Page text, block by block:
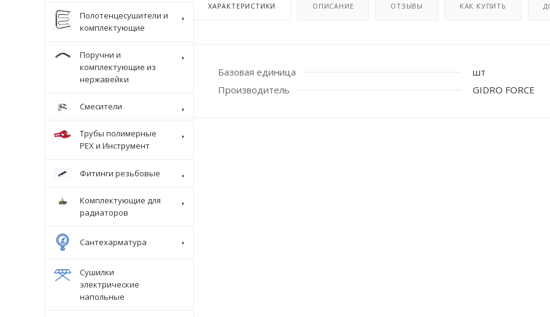
ХАРАКТЕРИСТИКИ ОПИСАНИЕ ОТЗЫВЫ КАК КУПИТЬ
Базовая единица
шт
Производитель
GIDRO FORCE
Полотенцесушители и
комплектующие
Поручни и
комплектующие из
нержавейки
Смесители
Трубы полимерные
PEX и Инструмент
Фитинги резьбовые
Комплектующие для
радиаторов
Сантехарматура
Сушилки
электрические
напольные